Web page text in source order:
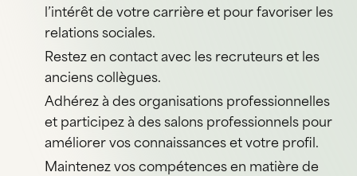
l’intérêt de votre carrière et pour favoriser les
relations sociales.
Restez en contact avec les recruteurs et les
anciens collègues.
Adhérez à des organisations professionnelles
et participez à des salons professionnels pour
améliorer vos connaissances et votre profil.
Maintenez vos compétences en matière de